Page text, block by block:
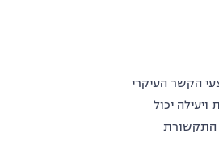
הקשר העיקרי
יכול
התקשורת